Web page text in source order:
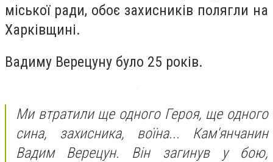
міської ради, обоє захисників полягли на
Харківщині.
Вадиму Верецуну було 25 років.
Ми втратили ще одного Героя, ще одного
сина, захисника, воїна... Кам'янчанин
Вадим Верецун. Він загинув у бою,